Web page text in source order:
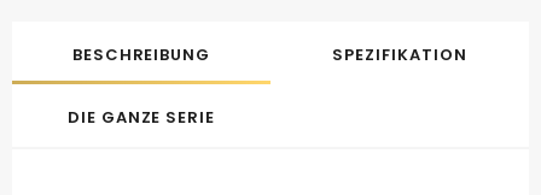
BESCHREIBUNG SPEZIFIKATION
DIE GANZE SERIE